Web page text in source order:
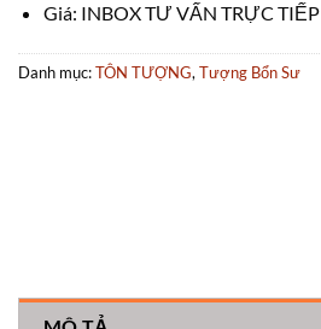
Giá: INBOX TƯ VẤN TRỰC TIẾP
Danh mục:TÔN TƯỢNG, Tượng Bổn Sư